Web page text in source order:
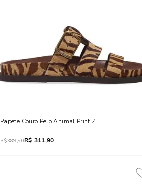
Papete Couro Pelo Animal Print Zebra
R$389,90R$ 311,90